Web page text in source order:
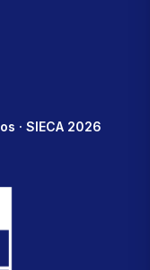
· SIECA 2026